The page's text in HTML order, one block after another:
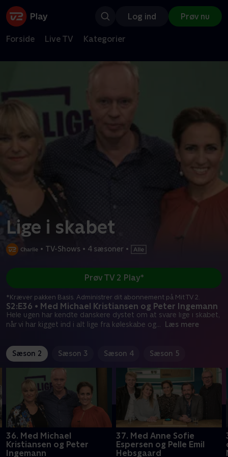
Log ind Prøv nu
Forside Live TV Kategorier
Lige i skabet
• TV-Shows • 4 sæsoner •
S2:E36 • Med Michael Kristiansen og Peter Ingemann
Hele ugen har kendte danskere dystet om at svare lige i skabet,
når vi har kigget ind i alt lige fra køleskabe og... Læs mere
Prøv TV 2 Play*
*Kræver pakken Basis. Administrer dit abonnement på Mit TV 2.
Sæson 2 Sæson 3 Sæson 4 Sæson 5
36. Med Michael
Kristiansen og Peter
Ingemann
37. Med Anne Sofie
Espersen og Pelle Emil
Hebsgaard